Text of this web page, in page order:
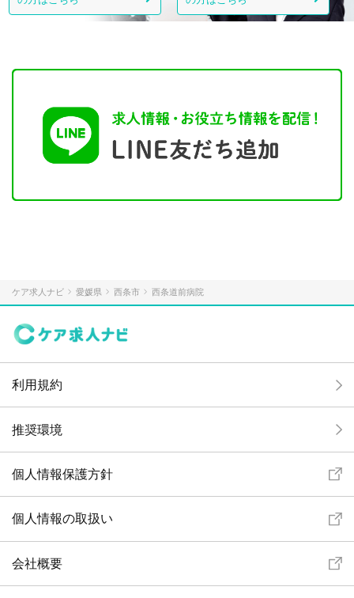
ケア求人ナビ 愛媛県 西条市 西条道前病院
利用規約
推奨環境
個人情報保護方針
個人情報の取扱い
会社概要